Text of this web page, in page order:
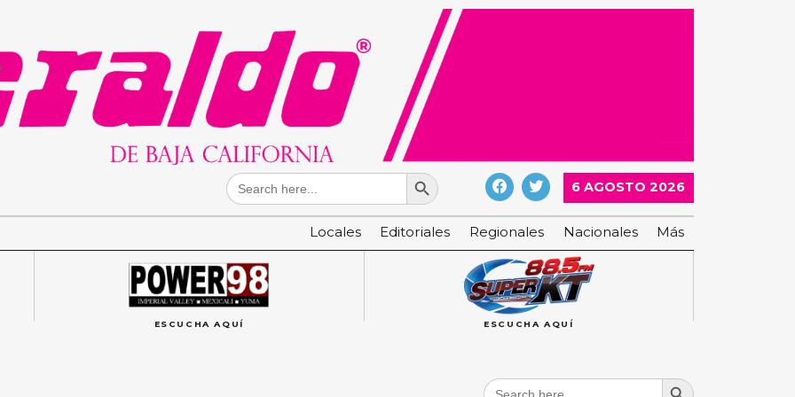
Search
for:
Search Button
6 AGOSTO 2026
Locales Editoriales Regionales Nacionales Más
ESCUCHA AQUÍ ESCUCHA AQUÍ
Search
Search Button